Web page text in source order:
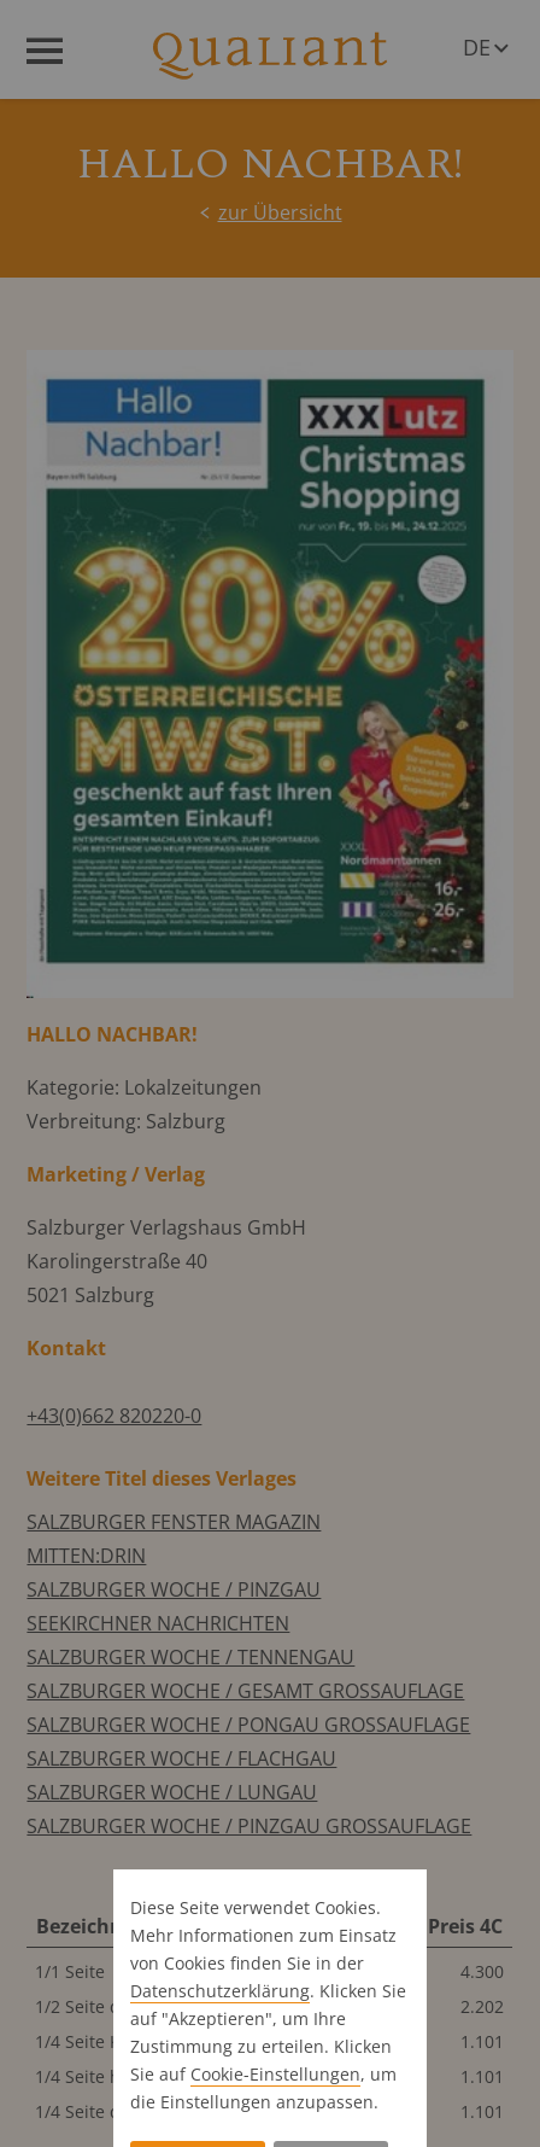
DE
HALLO NACHBAR!
zur Übersicht
HALLO NACHBAR!
Kategorie: Lokalzeitungen
Verbreitung: Salzburg
Marketing / Verlag
Salzburger Verlagshaus GmbH
Karolingerstraße 40
5021 Salzburg
Kontakt
+43(0)662 820220-0
Weitere Titel dieses Verlages
SALZBURGER FENSTER MAGAZIN
MITTEN:DRIN
SALZBURGER WOCHE / PINZGAU
SEEKIRCHNER NACHRICHTEN
SALZBURGER WOCHE / TENNENGAU
SALZBURGER WOCHE / GESAMT GROSSAUFLAGE
SALZBURGER WOCHE / PONGAU GROSSAUFLAGE
SALZBURGER WOCHE / FLACHGAU
SALZBURGER WOCHE / LUNGAU
SALZBURGER WOCHE / PINZGAU GROSSAUFLAGE
Bezeichnung Format Preis 4C
1/1 Seite 200x267 mm
4.300
1/2 Seite quer
200x128 mm
2.202
1/4 Seite Klassisch
98x128 mm
1.101
1/4 Seite hoch
47x256 mm
1.101
1/4 Seite quer
200x64 mm 1.101
Diese Seite verwendet Cookies.
Mehr Informationen zum Einsatz
von Cookies finden Sie in der
Datenschutz­erklärung. Klicken Sie
auf "Akzeptieren", um Ihre
Zustimmung zu erteilen. Klicken
Sie auf Cookie-Einstellungen, um
die Einstellungen anzupassen.